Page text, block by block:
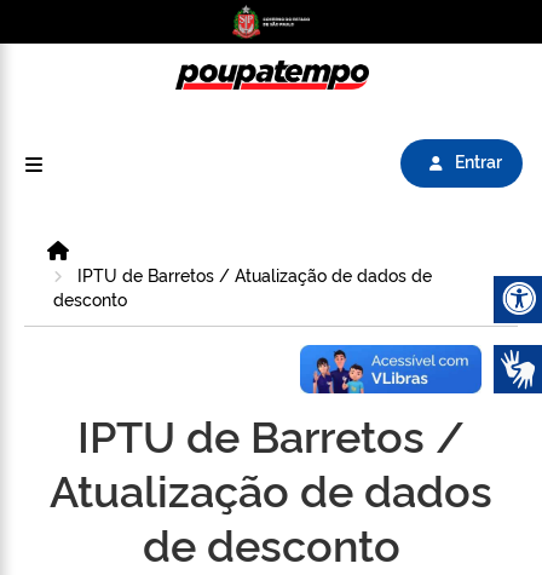
Entrar
IPTU de Barretos / Atualização de dados de
desconto
IPTU de Barretos /
Atualização de dados
de desconto